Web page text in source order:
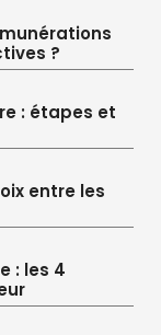
?
: étapes et
entre les
: les 4